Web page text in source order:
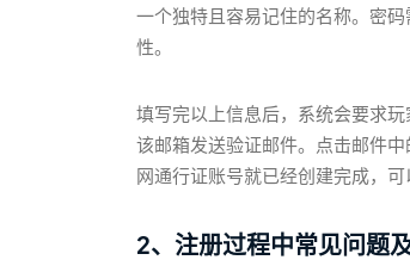
一个独特且容易记住的名称。密
性。
填写完以上信息后，系统会要求
该邮箱发送验证邮件。点击邮件
网通行证账号就已经创建完成，可
2、注册过程中常见问题